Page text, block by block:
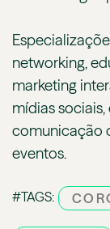
networking,
marketing
mídias
comunicação
eventos.
#TAGS: